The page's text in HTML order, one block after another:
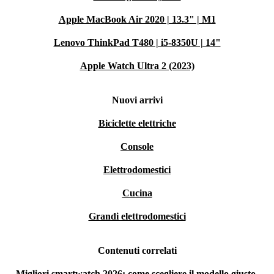
Apple MacBook Air 2020 | 13.3" | M1
Lenovo ThinkPad T480 | i5-8350U | 14"
Apple Watch Ultra 2 (2023)
Nuovi arrivi
Biciclette elettriche
Console
Elettrodomestici
Cucina
Grandi elettrodomestici
Contenuti correlati